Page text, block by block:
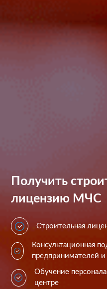
Получить
лицензию МЧС
Строительная
Консультационная
предпринимателей и
Обучение
центре